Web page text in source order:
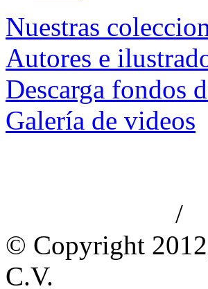
Nuestras
Autores e
Descarga fondos
Galería de videos
/
© Copyright
C.V.